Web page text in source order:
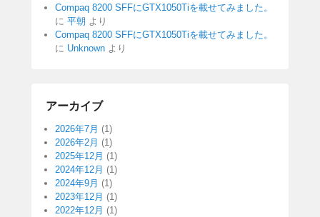
Compaq 8200 SFFにGTX1050Tiを載せてみました。
に 平朝 より
Compaq 8200 SFFにGTX1050Tiを載せてみました。
に Unknown より
アーカイブ
2026年7月 (1)
2026年2月 (1)
2025年12月 (1)
2024年12月 (1)
2024年9月 (1)
2023年12月 (1)
2022年12月 (1)